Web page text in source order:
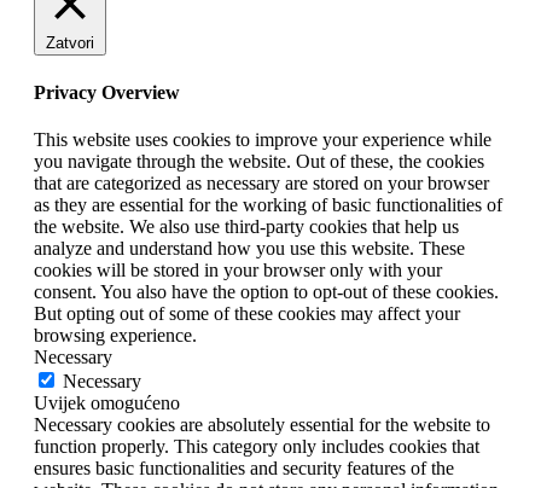
Zatvori
Privacy Overview
This website uses cookies to improve your experience while
you navigate through the website. Out of these, the cookies
that are categorized as necessary are stored on your browser
as they are essential for the working of basic functionalities of
the website. We also use third-party cookies that help us
analyze and understand how you use this website. These
cookies will be stored in your browser only with your
consent. You also have the option to opt-out of these cookies.
But opting out of some of these cookies may affect your
browsing experience.
Necessary
Necessary
Uvijek omogućeno
Necessary cookies are absolutely essential for the website to
function properly. This category only includes cookies that
ensures basic functionalities and security features of the